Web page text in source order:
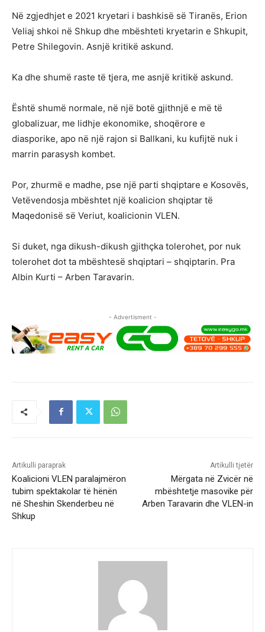
Në zgjedhjet e 2021 kryetari i bashkisë së Tiranës, Erion
Veliaj shkoi në Shkup dhe mbështeti kryetarin e Shkupit,
Petre Shilegovin. Asnjë kritikë askund.
Ka dhe shumë raste të tjera, me asnjë kritikë askund.
Është shumë normale, në një botë gjithnjë e më të
globalizuar, me lidhje ekonomike, shoqërore e
diasporike, apo në një rajon si Ballkani, ku kufijtë nuk i
marrin parasysh kombet.
Por, zhurmë e madhe, pse një parti shqiptare e Kosovës,
Vetëvendosja mbështet një koalicion shqiptar të
Maqedonisë së Veriut, koalicionin VLEN.
Si duket, nga dikush-dikush gjithçka tolerohet, por nuk
tolerohet dot ta mbështesë shqiptari – shqiptarin. Pra
Albin Kurti – Arben Taravarin.
- Advertisment -
Artikulli paraprak
Koalicioni VLEN paralajmëron
tubim spektakolar të hënën
në Sheshin Skenderbeu në
Shkup
Artikulli tjetër
Mërgata në Zvicër në
mbështetje masovike për
Arben Taravarin dhe VLEN-in